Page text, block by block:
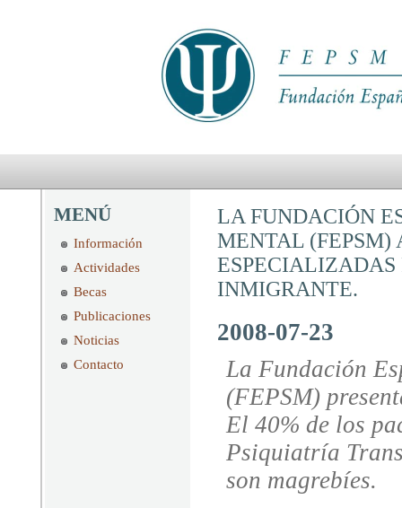
MENÚ
Información
Actividades
Becas
Publicaciones
Noticias
Contacto
LA FUNDACIÓN
MENTAL (FEPSM)
ESPECIALIZADAS
INMIGRANTE.
2008-07-23
La Fundación
(FEPSM)
El 40% de los
Psiquiatría
son magrebíes.